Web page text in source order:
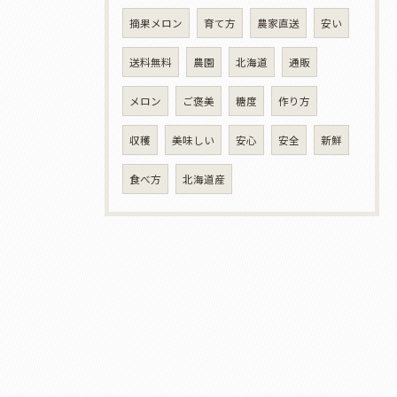
摘果メロン 育て方 農家直送 安い
送料無料 農園 北海道 通販
メロン ご褒美 糖度 作り方
収穫 美味しい 安心 安全 新鮮
食べ方 北海道産